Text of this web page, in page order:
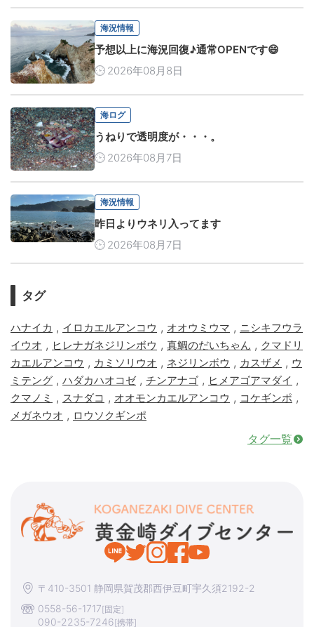
海況情報
予想以上に海況回復♪通常OPENです😄
2026年08月8日
海ログ
うねりで透明度が・・・。
2026年08月7日
海況情報
昨日よりウネリ入ってます
2026年08月7日
タグ
ハナイカ , イロカエルアンコウ , オオウミウマ , ニシキフウラ
イウオ , ヒレナガネジリンボウ , 真鯛のだいちゃん , クマドリ
カエルアンコウ , カミソリウオ , ネジリンボウ , カスザメ , ウ
ミテング , ハダカハオコゼ, チンアナゴ , ヒメアゴアマダイ ,
クマノミ , スナダコ , オオモンカエルアンコウ , コケギンポ ,
メガネウオ , ロウソクギンポ
タグ一覧
〒410-3501 静岡県賀茂郡西伊豆町宇久須2192-2
0558-56-1717[固定]
090-2235-7246[携帯]